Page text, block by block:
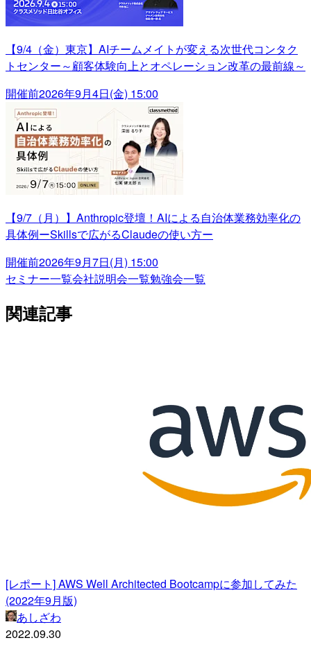
【9/4（金）東京】AIチームメイトが変える次世代コンタク
トセンター～顧客体験向上とオペレーション改革の最前線～
開催前2026年9月4日(金) 15:00
【9/7（月）】Anthropic登壇！AIによる自治体業務効率化の
具体例ーSkillsで広がるClaudeの使い方ー
開催前2026年9月7日(月) 15:00
セミナー一覧会社説明会一覧勉強会一覧
関連記事
[レポート] AWS Well Architected Bootcampに参加してみた
(2022年9月版)
あしざわ
2022.09.30